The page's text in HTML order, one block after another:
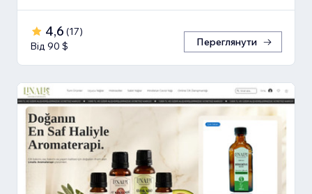
4,6 (17)
Від 90 $
Переглянути